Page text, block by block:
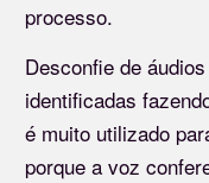
processo.
Desconfie de
identificadas
é muito utilizado
porque a voz